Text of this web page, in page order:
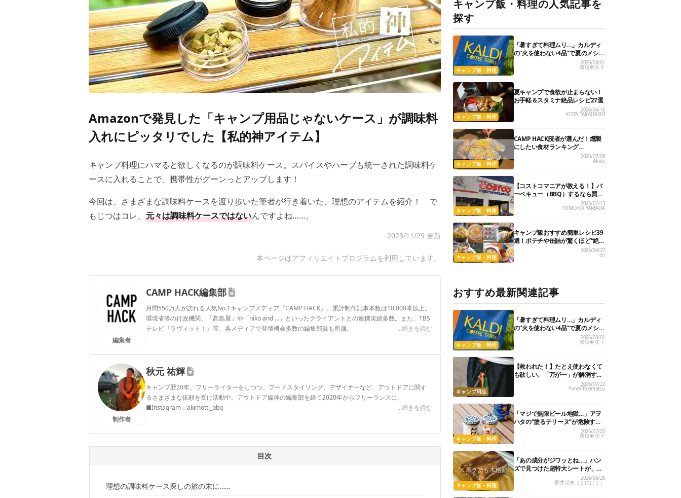
Amazonで発見した「キャンプ用品じゃないケース」が調味料
入れにピッタリでした【私的神アイテム】
キャンプ料理にハマると欲しくなるのが調味料ケース。スパイスやハーブも統一された調味料ケ
ースに入れることで、携帯性がグーンっとアップします！
今回は、さまざまな調味料ケースを渡り歩いた筆者が行き着いた、理想のアイテムを紹介！ で
もじつはコレ、 元々は調味料ケースではないんですよね……。
2023/11/29 更新
本ページはアフィリエイトプログラムを利用しています。
編集者
CAMP HACK編集部
月間550万人が訪れる人気No.1キャンプメディア『CAMP HACK』。累計制作記事本数は10,000本以上。
環境省等の行政機関、「髙島屋」や「niko and ...」といったクライアントとの連携実績多数。また、TBS
テレビ『ラヴィット！』等、各メディアで登壇機会多数の編集部員も所属。
...続きを読む
制作者
秋元 祐輝
キャンプ歴20年。フリーライターをしつつ、フードスタイリング、デザイナーなど、アウトドアに関す
るさまざまな依頼を受け活動中。アウトドア媒体の編集部を経て2020年からフリーランスに。
■Instagram：akimotti_bbq
...続きを読む
目次
理想の調味料ケース探しの旅の末に……
キャンプ飯・料理の人気記事を
探す
キャンプ飯・料理
「暑すぎて料理ムリ…」カルディ
の“火を使わない4品”で夏のメシが
爆速＆激うまになった
2026/08/01
國塩亜矢子
キャンプ飯・料理
夏キャンプで食欲が止まらない！
お手軽＆スタミナ絶品レシピ27選
2026/04/16
KOTA TAKAHASHI
キャンプ飯・料理
CAMP HACK読者が選んだ！燻製
にしたい食材ランキング
2026/07/08
Akiko
キャンプ飯・料理
【コストコマニアが教える！】バ
ーベキュー（BBQ）するなら買っ
ておきたい５つの食材
2023/02/13
TOMOKO YAMADA
キャンプ飯・料理
キャンプ飯おすすめ簡単レシピ39
選！ポテチや缶詰が驚くほど“絶
品に化ける”
2026/04/27
eri
おすすめ最新関連記事
キャンプ飯・料理
「暑すぎて料理ムリ…」カルディ
の“火を使わない4品”で夏のメシが
爆速＆激うまになった
2026/08/01
國塩亜矢子
キャンプ用品
【救われた！】たとえ使わなくて
も欲しい。「万が一」が解消する
2026/07/22
Yuhei Tokimatsu
キャンプ飯・料理
「マジで無限ビール地獄…」アヲ
ハタの“塗るテリーヌ”が危険すぎ
た。クラッカー1枚でビールが止
2026/07/25
國塩亜矢子
キャンプ飯・料理
「あの成分がジワッとね…」ハン
ズで見つけた超特大シートが、ガ
チ勢も唸る“隠し玉”でした！2026/06/26
菅井邦夫（くにぱぐ）